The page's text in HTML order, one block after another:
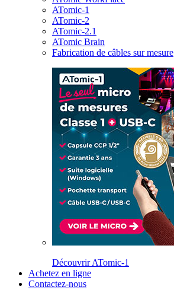
ATomic-1
ATomic-2
ATomic-2.1
ATomic Brain
Fabrication de câbles sur mesure
Découvrir ATomic-1
Achetez en ligne
Contactez-nous